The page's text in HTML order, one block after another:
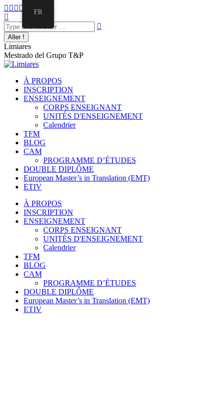
Limiares
Mestrado del Grupo T&P
À PROPOS
INSCRIPTION
ENSEIGNEMENT
CORPS ENSEIGNANT
UNITÉS D'ENSEIGNEMENT
Calendrier
TFM
BLOG
CAM
PROGRAMME D’ÉTUDES
DOUBLE DIPLÔME
European Master’s in Translation (EMT)
ETIV
À PROPOS
INSCRIPTION
ENSEIGNEMENT
CORPS ENSEIGNANT
UNITÉS D'ENSEIGNEMENT
Calendrier
TFM
BLOG
CAM
PROGRAMME D’ÉTUDES
DOUBLE DIPLÔME
European Master’s in Translation (EMT)
ETIV
FR